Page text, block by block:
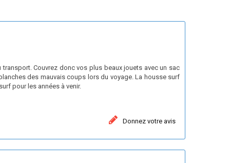
Couvrez donc vos plus beaux jouets avec un sac
des mauvais coups lors du voyage. La housse surf
pour les années à venir.
Donnez votre avis